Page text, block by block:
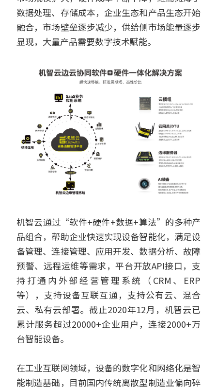
数据处理、存储成本，企业生态和产品生态开始
融合，市场壁垒逐步减少，供给侧市场能量逐步
显现，大量产品需要数字技术赋能。
机智云通过“软件+硬件+数据+算法”的多种产
品组合，帮助企业快速实现设备智能化，满足设
备管理、连接管理、应用开发、数据分析、故障
预警、远程运维等需求，平台开放API接口，支
持打通内外部经营管理系统（CRM、ERP
等），支持设备互联互通，支持公有云、混合
云、私有云部署。截止2020年12月，机智云已
累计服务超过20000+企业用户，连接2000+万
台智能设备。
在工业互联网领域，设备的数字化和网络化是智
能制造基础，目前国内传统离散型制造业偏向碎